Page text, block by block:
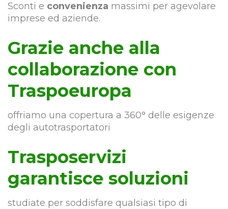
Sconti e convenienza massimi per agevolare
imprese ed aziende.
Grazie anche alla
collaborazione con
Traspoeuropa
offriamo una copertura a 360° delle esigenze
degli autotrasportatori
Trasposervizi
garantisce soluzioni
studiate per soddisfare qualsiasi tipo di